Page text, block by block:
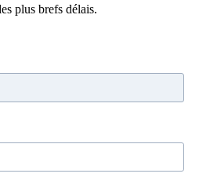
plus brefs délais.